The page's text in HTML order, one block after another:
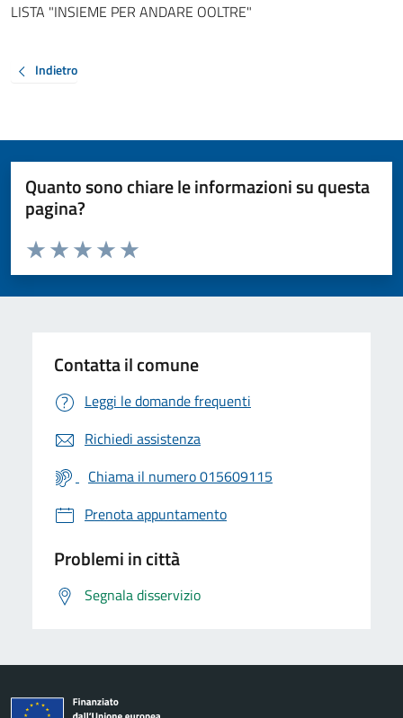
LISTA "INSIEME PER ANDARE OOLTRE"
Indietro
Quanto sono chiare le informazioni su questa
pagina?
Valuta da 1 a 5 stelle la pagina
Valuta 5 stelle su 5
Valuta 4 stelle su 5
Valuta 3 stelle su 5
Valuta 2 stelle su 5
Valuta 1 stelle su 5
Contatta il comune
Leggi le domande frequenti
Richiedi assistenza
Chiama il numero 015609115
Prenota appuntamento
Problemi in città
Segnala disservizio